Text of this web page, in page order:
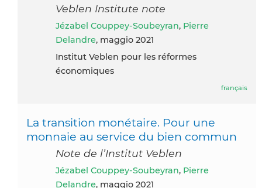
Veblen Institute note
Jézabel Couppey-Soubeyran, Pierre
Delandre, maggio 2021
Institut Veblen pour les réformes
économiques
français
La transition monétaire. Pour une
monnaie au service du bien commun
Note de l’Institut Veblen
Jézabel Couppey-Soubeyran, Pierre
Delandre, maggio 2021